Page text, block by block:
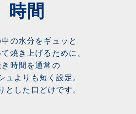
時間
の水分をギュッと
焼き上げるために、
き時間を通常の
ュよりも短く設定。
とした口どけです。